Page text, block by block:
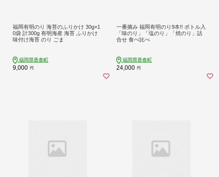
福岡有明のり 海苔のふりかけ 30g×1
0袋 計300g 有明海産 海苔 ふりかけ
味付け海苔 のり ごま
福岡県香春町
9,000 円
一番摘み 福岡有明のり9本!! ボトル入
「味のり」「塩のり」「焼のり」詰
合せ 食べ比べ
福岡県香春町
24,000 円